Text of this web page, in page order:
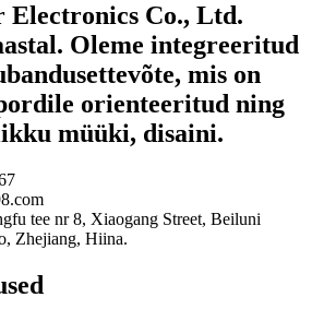
Electronics Co., Ltd.
Oleme integreeritud
mis on
orienteeritud ning
müüki, disaini.
tee nr 8, Xiaogang Street, Beiluni
Zhejiang, Hiina.